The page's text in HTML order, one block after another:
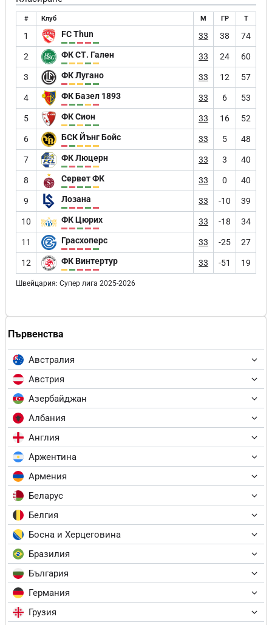
Първенства
Австралия
Австрия
Азербайджан
Албания
Англия
Аржентина
Армения
Беларус
Белгия
Босна и Херцеговина
Бразилия
България
Германия
Грузия
# Клуб М ГР Т
1 FC Thun 33 38 74
2 ФК СТ. Гален 33 24 60
3 ФК Лугано 33 12 57
4 ФК Базел 1893 33 6 53
5 ФК Сион 33 16 52
6 БСК Йънг Бойс 33 5 48
7 ФК Люцерн 33 3 40
8 Сервет ФК 33 0 40
9 Лозана 33 -10 39
10 ФК Цюрих 33 -18 34
11 Грасхоперс 33 -25 27
12 ФК Винтертур 33 -51 19
Швейцария: Супер лига 2025-2026